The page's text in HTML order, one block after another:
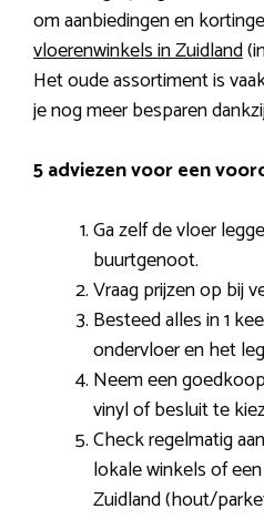
om aanbiedingen en
vloerenwinkels in Zuidland
Het oude assortiment is
je nog meer besparen
5 adviezen voor een
Ga zelf de vloer
buurtgenoot.
Vraag prijzen op bij
Besteed alles in 1
ondervloer en het
Neem een
vinyl of besluit te
Check regelmatig
lokale winkels of
Zuidland (hout/